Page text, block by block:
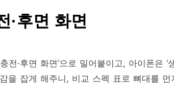
·후면 화면
전·후면 화면’으로 밀어붙이고, 아이폰은 ‘
을 잡게 해주니, 비교 스펙 표로 뼈대를 먼